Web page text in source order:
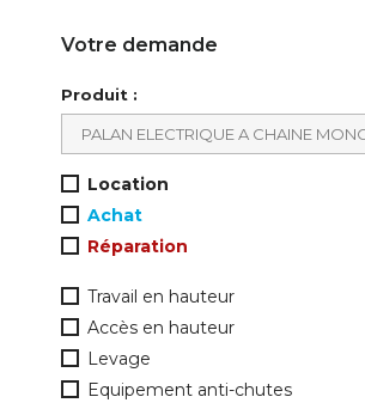
Votre demande
Produit :
Location
Achat
Réparation
Travail en hauteur
Accès en hauteur
Levage
Equipement anti-chutes